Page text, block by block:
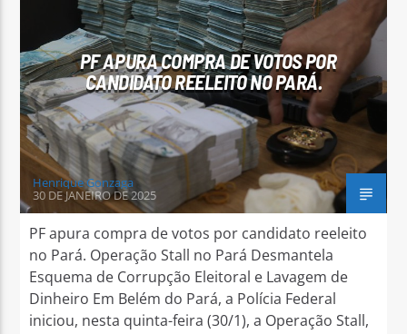
Arara Azul FM
PF APURA COMPRA DE VOTOS POR
CANDIDATO REELEITO NO PARÁ.
Henrique Gonzaga
30 DE JANEIRO DE 2025
PF apura compra de votos por candidato reeleito
no Pará. Operação Stall no Pará Desmantela
Esquema de Corrupção Eleitoral e Lavagem de
Dinheiro Em Belém do Pará, a Polícia Federal
iniciou, nesta quinta-feira (30/1), a Operação Stall,